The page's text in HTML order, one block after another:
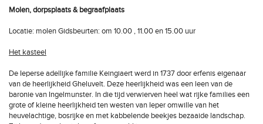
Molen, dorpsplaats & begraafplaats
Locatie: molen Gidsbeurten: om 10.00 , 11.00 en 15.00 uur
Het kasteel
De Ieperse adellijke familie Keingiaert werd in 1737 door erfenis eigenaar
van de heerlijkheid Gheluvelt. Deze heerlijkheid was een leen van de
baronie van Ingelmunster. In die tijd verwierven heel wat rijke families een
grote of kleine heerlijkheid ten westen van Ieper omwille van het
heuvelachtige, bosrijke en met kabbelende beekjes bezaaide landschap.